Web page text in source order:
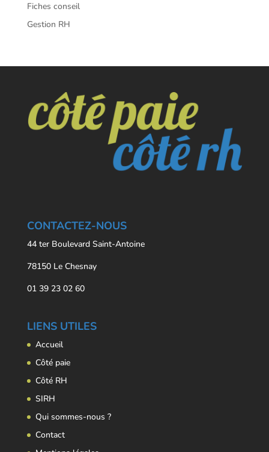
Fiches conseil
Gestion RH
CONTACTEZ-NOUS
44 ter Boulevard Saint-Antoine
78150 Le Chesnay
01 39 23 02 60
LIENS UTILES
Accueil
Côté paie
Côté RH
SIRH
Qui sommes-nous ?
Contact